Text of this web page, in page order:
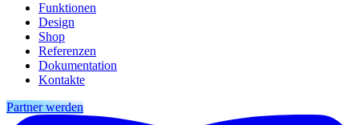
Funktionen
Design
Shop
Referenzen
Dokumentation
Kontakte
Partner werden